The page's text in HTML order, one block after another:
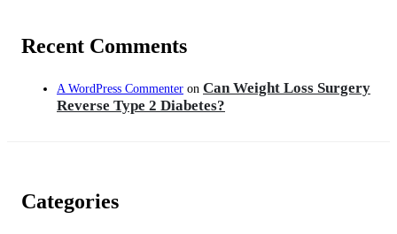
Recent Comments
A WordPress Commenter on Can Weight Loss Surgery
Reverse Type 2 Diabetes?
Categories